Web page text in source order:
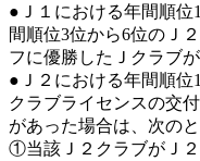
●Ｊ１における年間順位
間順位3位から6位のＪ
フに優勝したＪクラブ
●Ｊ２における年間順位
クラブライセンスの交
があった場合は、次のと
①当該Ｊ２クラブがＪ